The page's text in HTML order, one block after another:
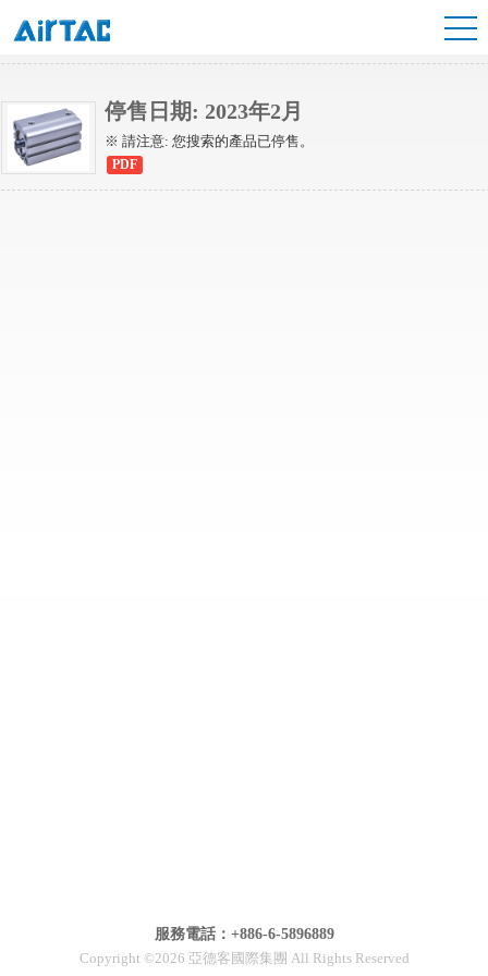
ACF緊湊型氣缸
停售日期: 2023年2月
※ 請注意: 您搜索的產品已停售。
PDF
服務電話：+886-6-5896889
Copyright ©2026 亞德客國際集團 All Rights Reserved